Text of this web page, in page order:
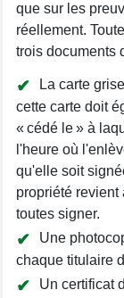
que sur les
réellement.
trois documents
La carte
cette carte doit
« cédé le » à
l'heure où
qu'elle soit
propriété
toutes signer.
Une
chaque titulaire
Un certificat